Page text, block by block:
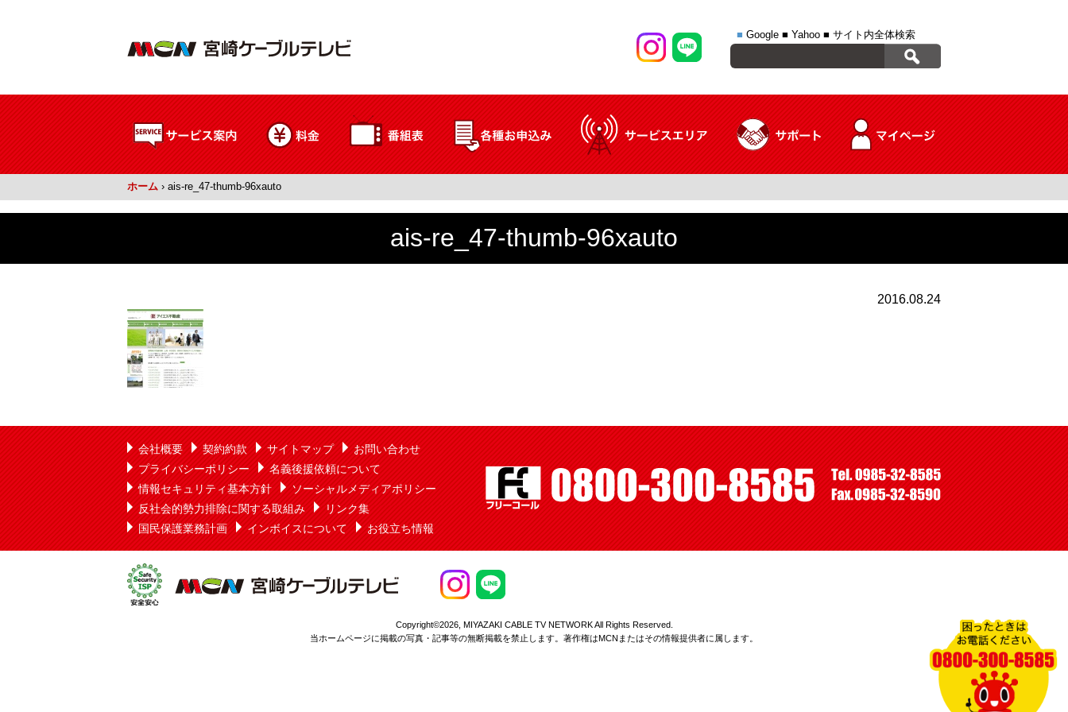
■ Google ■ Yahoo ■ サイト内全体検索
ホーム › ais-re_47-thumb-96xauto
ais-re_47-thumb-96xauto
2016.08.24
会社概要 契約約款 サイトマップ
お問い合わせ
プライバシーポリシー
名義後援依頼について
情報セキュリティ基本方針
ソーシャルメディアポリシー
反社会的勢力排除に関する取組み
リンク集
国民保護業務計画
インボイスについて お役立ち情報
Copyright©2026, MIYAZAKI CABLE TV NETWORK All Rights Reserved.
当ホームページに掲載の写真・記事等の無断掲載を禁止します。著作権はMCNまたはその情報提供者に属します。